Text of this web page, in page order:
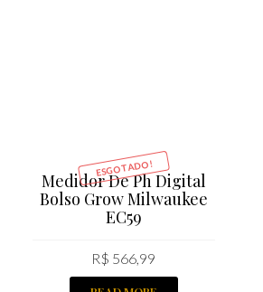
ESGOTADO!
Medidor De Ph Digital
Bolso Grow Milwaukee
EC59
R$ 566,99